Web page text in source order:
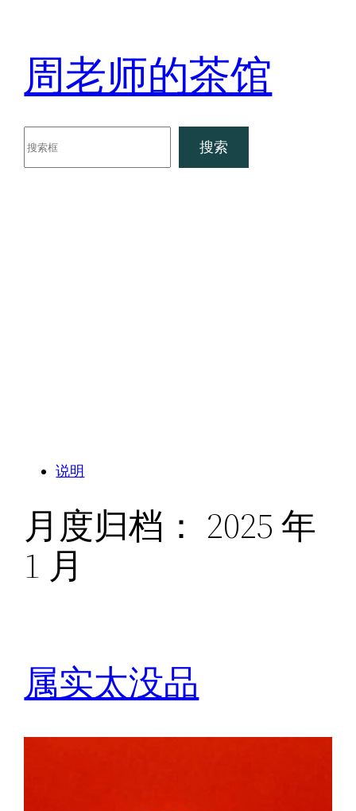
周老师的茶馆
搜索
说明
月度归档： 2025 年
1 月
属实太没品